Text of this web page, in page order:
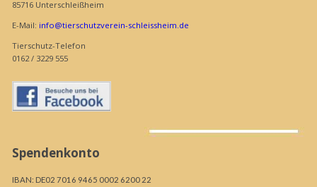
85716 Unterschleißheim
E-Mail: info@tierschutzverein-schleissheim.de
Tierschutz-Telefon
0162 / 3229 555
Spendenkonto
IBAN: DE02 7016 9465 0002 6200 22